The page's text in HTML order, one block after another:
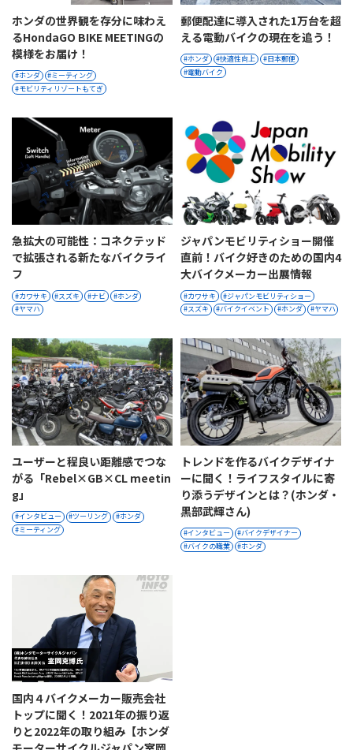
ホンダの世界観を存分に味わえ
るHondaGO BIKE MEETINGの
模様をお届け！
ホンダ
ミーティング
モビリティリゾートもてぎ
郵便配達に導入された1万台を超
える電動バイクの現在を追う！
ホンダ 快適性向上
日本郵便
電動バイク
急拡大の可能性：コネクテッド
で拡張される新たなバイクライ
フ
カワサキ スズキ ナビ
ホンダ
ヤマハ
ジャパンモビリティショー開催
直前！バイク好きのための国内4
大バイクメーカー出展情報
カワサキ
ジャパンモビリティショー
スズキ
バイクイベント ホンダ ヤマハ
ユーザーと程良い距離感でつな
がる「Rebel×GB×CL meetin
g」
インタビュー ツーリング
ホンダ
ミーティング
トレンドを作るバイクデザイナ
ーに聞く！ライフスタイルに寄
り添うデザインとは？(ホンダ・
黒部武輝さん)
インタビュー
バイクデザイナー
バイクの職業
ホンダ
国内４バイクメーカー販売会社
トップに聞く！2021年の振り返
りと2022年の取り組み【ホンダ